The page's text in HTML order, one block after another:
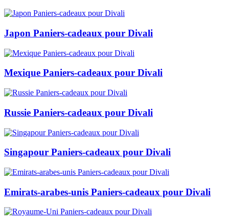
Japon Paniers-cadeaux pour Divali
Mexique Paniers-cadeaux pour Divali
Russie Paniers-cadeaux pour Divali
Singapour Paniers-cadeaux pour Divali
Emirats-arabes-unis Paniers-cadeaux pour Divali